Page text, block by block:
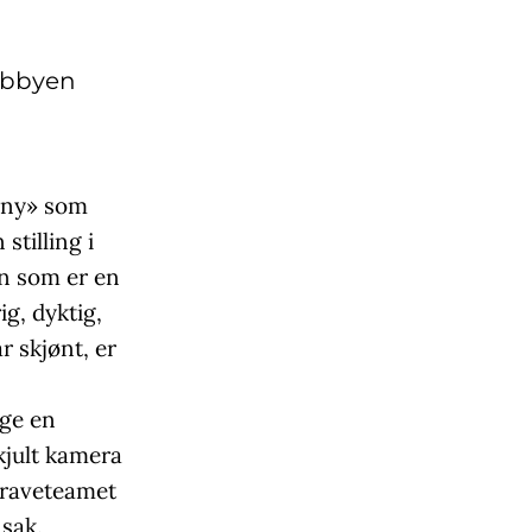
som
stilling i
som er en
dyktig,
skjønt, er
en
kamera